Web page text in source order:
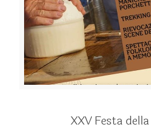
XXV Festa